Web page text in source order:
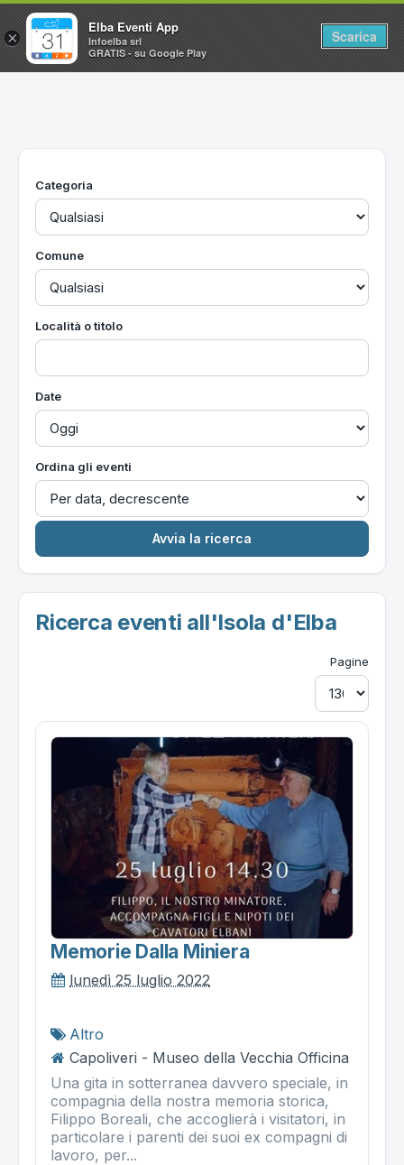
Home
Utilità
Categoria
Comune
Località o titolo
Date
Ordina gli eventi
Ricerca eventi all'Isola d'Elba
Pagine
Memorie Dalla Miniera
lunedì 25 luglio 2022
Altro
Capoliveri - Museo della Vecchia Officina
Una gita in sotterranea davvero speciale, in
compagnia della nostra memoria storica,
Filippo Boreali, che accoglierà i visitatori, in
particolare i parenti dei suoi ex compagni di
lavoro, per...
×
Elba Eventi App
Infoelba srl
GRATIS - su Google Play
Scarica